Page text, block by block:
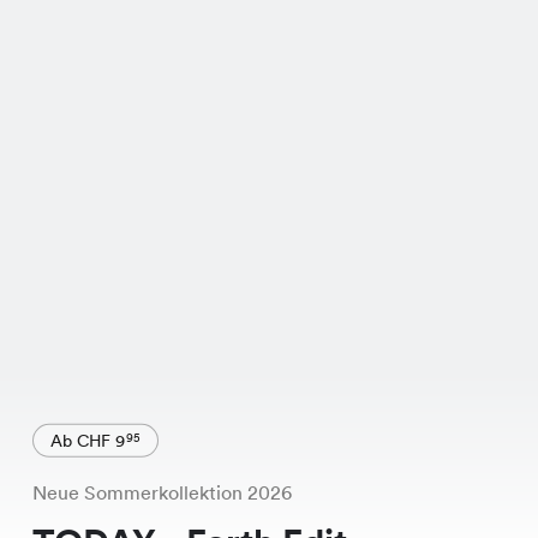
Ab CHF 995
Neue Sommerkollektion 2026